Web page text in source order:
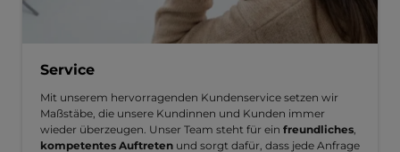
Service
Mit unserem hervorragenden Kundenservice setzen wir
Maßstäbe, die unsere Kundinnen und Kunden immer
wieder überzeugen. Unser Team steht für ein freundliches
kompetentes Auftreten und sorgt dafür, dass jede Anfrage